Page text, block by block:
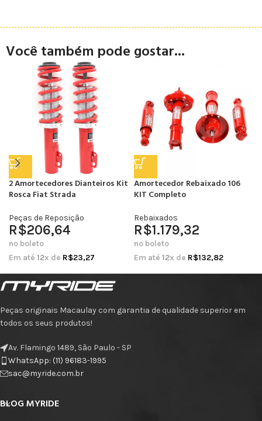
Você também pode gostar...
2 Amortecedores Dianteiros Kit
Rosca Fiat Strada
Peças de Reposição
R$206,64
no boleto
Em até 12x de R$23,27
Amortecedor Rebaixado 106
KIT Completo
Rebaixados
R$1.179,32
no boleto
Em até 12x de R$132,82
Peças originais Macaulay com garantia de qualidade superior em
todos os seus produtos!
Av. Flamingo 1489, São Paulo - SP
WhatsApp: (11) 96183-1995
sac@myride.com.br
BLOG MYRIDE